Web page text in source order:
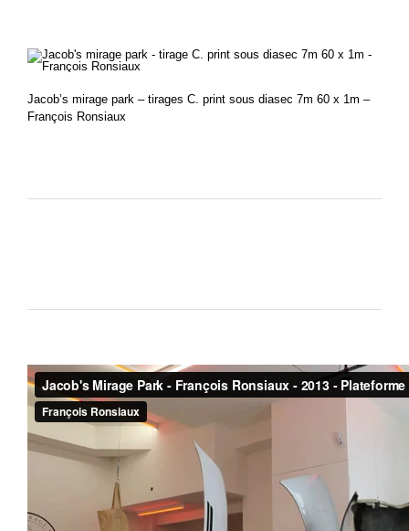
Jacob’s mirage park – tirages C. print sous diasec 7m 60 x 1m –
François Ronsiaux